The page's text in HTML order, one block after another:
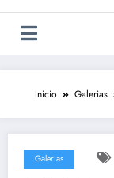
Inicio Galerias
Galerias